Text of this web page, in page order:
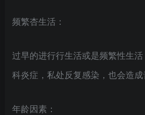
频繁杏生活：
过早的进行行生活或是频繁性生
科炎症，私处反复感染，也会造成
年龄因素：